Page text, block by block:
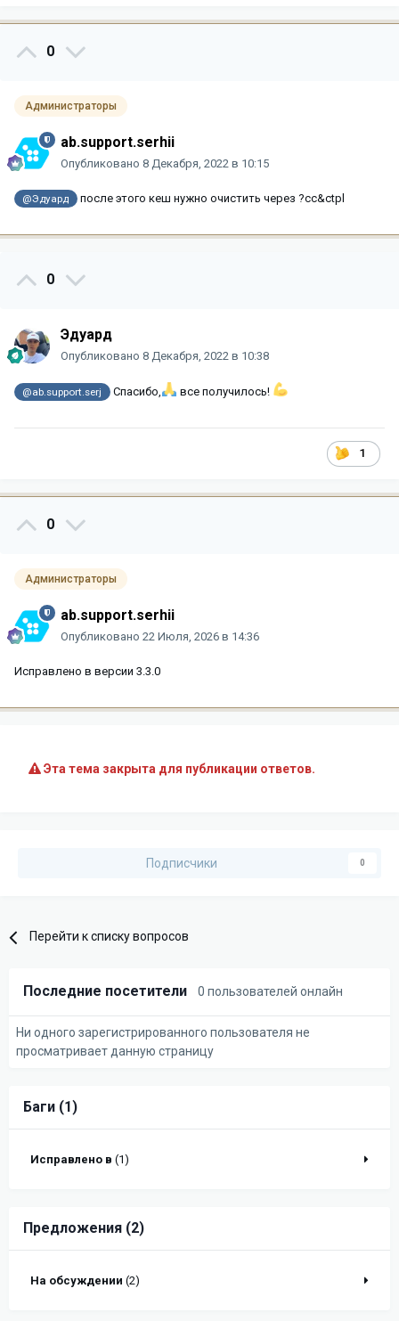
0
Администраторы
ab.support.serhii
Опубликовано 8 Декабря, 2022 в 10:15
@Эдуард после этого кеш нужно очистить через ?cc&ctpl
0
Эдуард
Опубликовано 8 Декабря, 2022 в 10:38
@ab.support.serj Спасибо, все получилось!
1
0
Администраторы
ab.support.serhii
Опубликовано 22 Июля, 2026 в 14:36
Исправлено в версии 3.3.0
Эта тема закрыта для публикации ответов.
Подписчики 0
Перейти к списку вопросов
Последние посетители 0 пользователей онлайн
Ни одного зарегистрированного пользователя не
просматривает данную страницу
Баги (1)
Исправлено в (1)
Предложения (2)
На обсуждении (2)